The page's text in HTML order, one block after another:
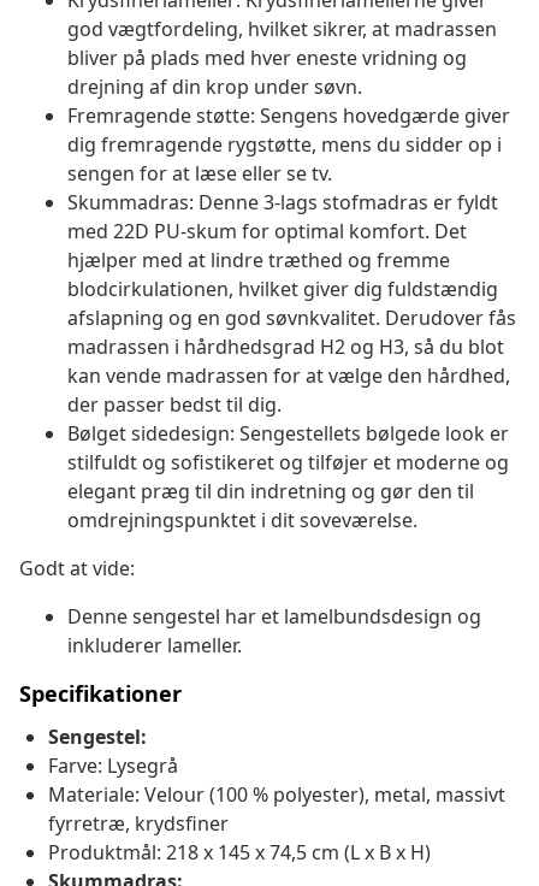
god vægtfordeling, hvilket sikrer, at madrassen
bliver på plads med hver eneste vridning og
drejning af din krop under søvn.
Fremragende støtte: Sengens hovedgærde giver
dig fremragende rygstøtte, mens du sidder op i
sengen for at læse eller se tv.
Skummadras: Denne 3-lags stofmadras er fyldt
med 22D PU-skum for optimal komfort. Det
hjælper med at lindre træthed og fremme
blodcirkulationen, hvilket giver dig fuldstændig
afslapning og en god søvnkvalitet. Derudover fås
madrassen i hårdhedsgrad H2 og H3, så du blot
kan vende madrassen for at vælge den hårdhed,
der passer bedst til dig.
Bølget sidedesign: Sengestellets bølgede look er
stilfuldt og sofistikeret og tilføjer et moderne og
elegant præg til din indretning og gør den til
omdrejningspunktet i dit soveværelse.
Godt at vide:
Denne sengestel har et lamelbundsdesign og
inkluderer lameller.
Specifikationer
Sengestel:
Farve: Lysegrå
Materiale: Velour (100 % polyester), metal, massivt
fyrretræ, krydsfiner
Produktmål: 218 x 145 x 74,5 cm (L x B x H)